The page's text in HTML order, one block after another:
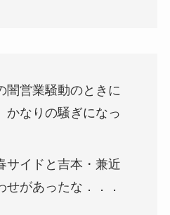
闇営業騒動のときに
かなりの騒ぎになっ
サイドと吉本・兼近
せがあったな．．．